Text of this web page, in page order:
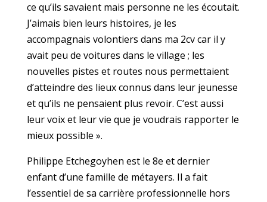
ce qu’ils savaient mais personne ne les écoutait.
J’aimais bien leurs histoires, je les
accompagnais volontiers dans ma 2cv car il y
avait peu de voitures dans le village ; les
nouvelles pistes et routes nous permettaient
d’atteindre des lieux connus dans leur jeunesse
et qu’ils ne pensaient plus revoir. C’est aussi
leur voix et leur vie que je voudrais rapporter le
mieux possible ».
Philippe Etchegoyhen est le 8e et dernier
enfant d’une famille de métayers. Il a fait
l’essentiel de sa carrière professionnelle hors